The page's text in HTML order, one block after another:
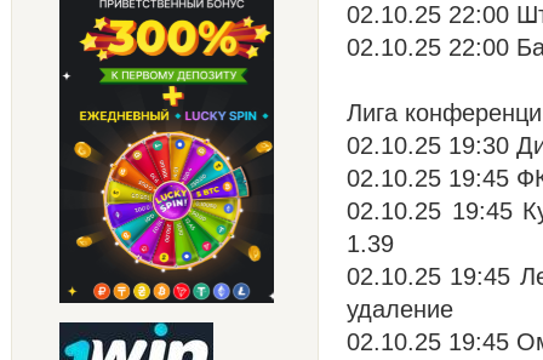
02.10.25 22:00
02.10.25 22:00
Лига
02.10.25 19:30
02.10.25 19:45
02.10.25 19:45
1.39
02.10.25 19:45
удаление
02.10.25 19:45